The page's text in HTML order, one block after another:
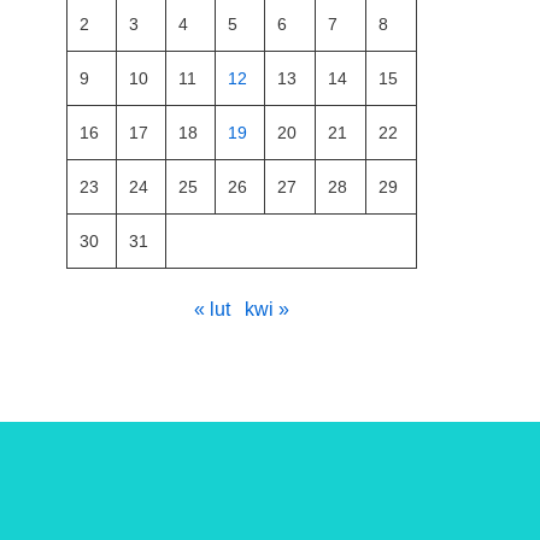
2 3 4 5 6 7 8
9 10 11 12 13 14 15
16 17 18 19 20 21 22
23 24 25 26 27 28 29
30 31
« lut kwi »